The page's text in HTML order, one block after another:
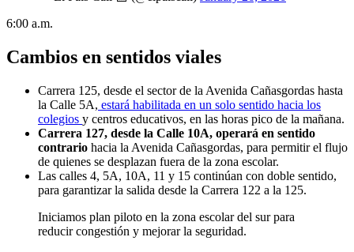
6:00 a.m.
Cambios en sentidos viales
Carrera 125, desde el sector de la Avenida Cañasgordas hasta
la Calle 5A, estará habilitada en un solo sentido hacia los
colegios y centros educativos, en las horas pico de la mañana.
Carrera 127, desde la Calle 10A, operará en sentido
contrario hacia la Avenida Cañasgordas, para permitir el flujo
de quienes se desplazan fuera de la zona escolar.
Las calles 4, 5A, 10A, 11 y 15 continúan con doble sentido,
para garantizar la salida desde la Carrera 122 a la 125.
Iniciamos plan piloto en la zona escolar del sur para
reducir congestión y mejorar la seguridad.